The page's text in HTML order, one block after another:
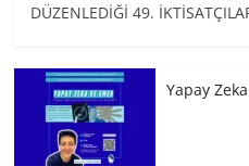
DÜZENLEDİĞİ 49.
Yapay